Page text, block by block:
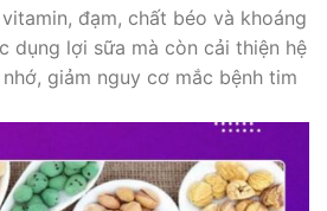
đạm, chất béo và khoáng
dụng lợi sữa mà còn cải thiện hệ
giảm nguy cơ mắc bệnh tim